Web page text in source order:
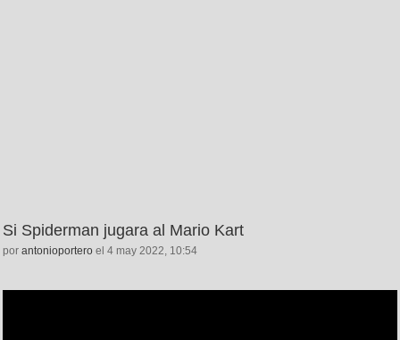
Si Spiderman jugara al Mario Kart
por antonioportero el 4 may 2022, 10:54